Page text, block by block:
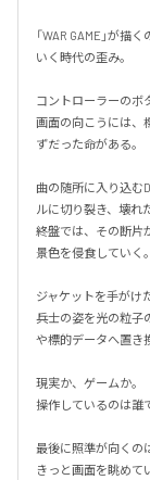
「WAR GAME」が
いく時代の歪み。
コントローラーのボ
画面の向こうには、
ずだった命がある。
曲の随所に入り込む
ルに切り裂き、壊れ
終盤では、その断片
景色を侵食していく。
ジャケットを手がけ
兵士の姿を光の粒子
や標的データへ置き
現実か、ゲームか。
操作しているのは誰
最後に照準が向くの
きっと画面を眺めて